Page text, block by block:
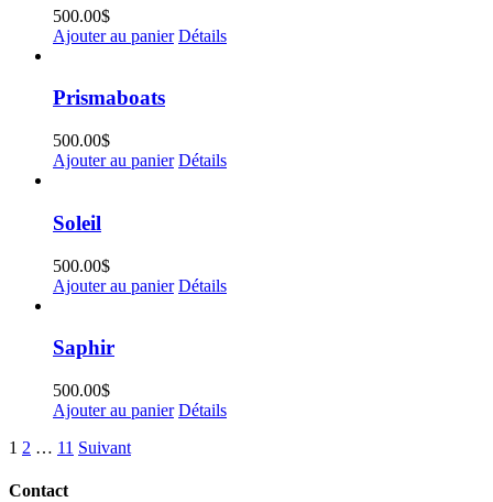
500.00$
Ajouter au panier Détails
Prismaboats
500.00$
Ajouter au panier Détails
Soleil
500.00$
Ajouter au panier Détails
Saphir
500.00$
Ajouter au panier Détails
1 2 … 11 Suivant
Contact